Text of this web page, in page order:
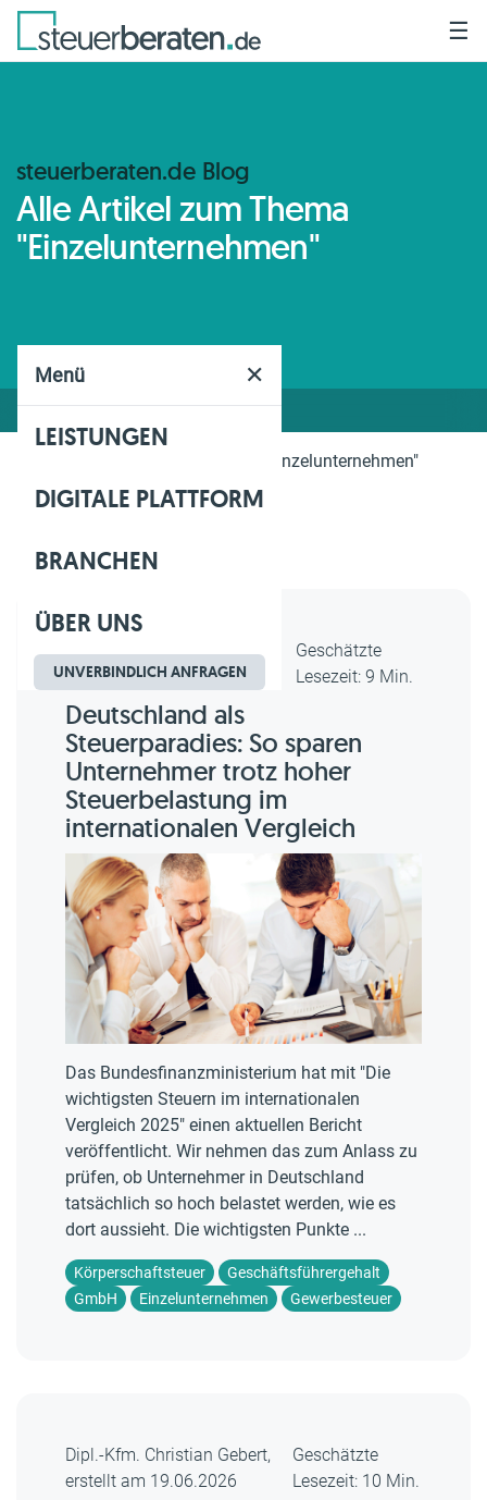
Menü ✕
LEISTUNGEN
DIGITALE PLATTFORM
BRANCHEN
ÜBER UNS
UNVERBINDLICH ANFRAGEN
☰
steuerberaten.de Blog
Alle Artikel zum Thema
"Einzelunternehmen"
"Einzelunternehmen"
Dipl.-Kfm. Christian Gebert,
erstellt am 06.08.2026
Geschätzte
Lesezeit: 9 Min.
Deutschland als
Steuerparadies: So sparen
Unternehmer trotz hoher
Steuerbelastung im
internationalen Vergleich
Das Bundesfinanzministerium hat mit "Die
wichtigsten Steuern im internationalen
Vergleich 2025" einen aktuellen Bericht
veröffentlicht. Wir nehmen das zum Anlass zu
prüfen, ob Unternehmer in Deutschland
tatsächlich so hoch belastet werden, wie es
dort aussieht. Die wichtigsten Punkte ...
Körperschaftsteuer
Geschäftsführergehalt
GmbH
Einzelunternehmen Gewerbesteuer
Dipl.-Kfm. Christian Gebert,
erstellt am 19.06.2026
Geschätzte
Lesezeit: 10 Min.